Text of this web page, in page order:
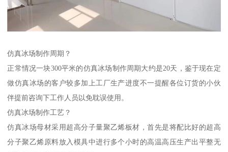
仿真冰场制作周期？
正常情况一块300平米的仿真冰场制作周期大约是20天，鉴于现在定
做仿真冰场的客户较多加上工厂生产进度不一提醒各位订货的小伙
伴提前咨询下工作人员以免耽误使用。
仿真冰场制作工艺？
仿真冰场母材采用超高分子量聚乙烯板材，首先是将配比好的超高
分子聚乙烯原料放入模具中进行多个小时的高温高压生产出平整无